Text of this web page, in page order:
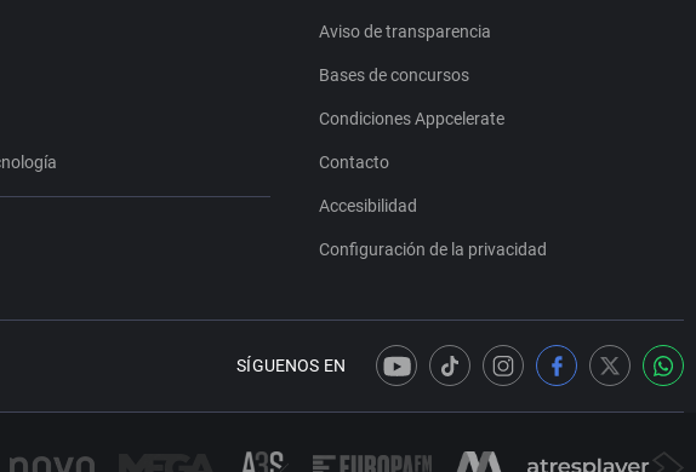
Aviso de transparencia
Bases de concursos
Condiciones Appcelerate
Contacto
Accesibilidad
Configuración de la privacidad
SÍGUENOS EN